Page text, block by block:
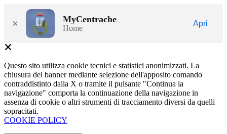
× MyCentrache
Home
Apri
Questo sito utilizza cookie tecnici e statistici anonimizzati. La
chiusura del banner mediante selezione dell'apposito comando
contraddistinto dalla X o tramite il pulsante "Continua la
navigazione" comporta la continuazione della navigazione in
assenza di cookie o altri strumenti di tracciamento diversi da quelli
sopracitati.
COOKIE POLICY